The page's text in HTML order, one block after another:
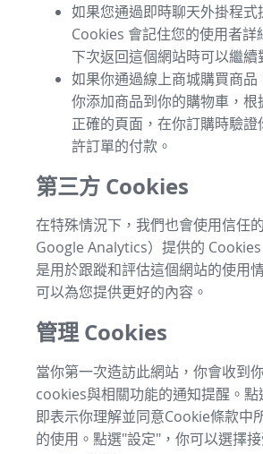
如果您通過即時聊天外掛程式
Cookies 會記住您的使用者詳
下次返回這個網站時可以繼續
如果你通過線上商城購買商
你添加商品到你的購物車，根
正確的頁面，在你訂購時驗
許訂單的付款。
第三方 Cookies
在特殊情況下，我們也會使用信任
Google Analytics）提供的
是用於跟蹤和評估這個網站的使用
可以為您提供更好的內容。
管理 Cookies
當你第一次造訪此網站，你會收到
cookies與相關功能的通知提醒。點
即表示你理解並同意Cookie條款中
的使用。點選"設定"，你可以選擇